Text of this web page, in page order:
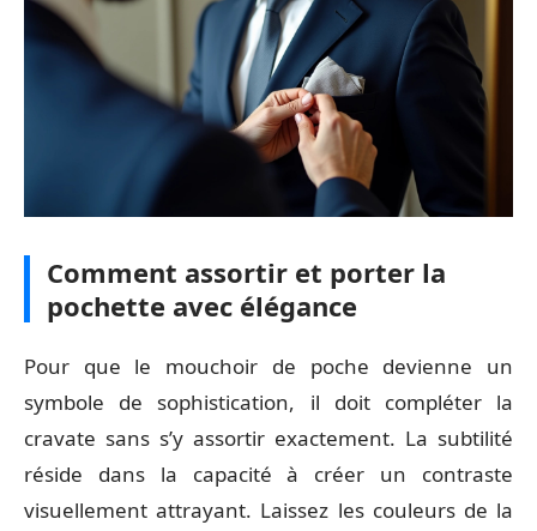
Comment assortir et porter la
pochette avec élégance
Pour que le mouchoir de poche devienne un
symbole de sophistication, il doit compléter la
cravate sans s’y assortir exactement. La subtilité
réside dans la capacité à créer un contraste
visuellement attrayant. Laissez les couleurs de la